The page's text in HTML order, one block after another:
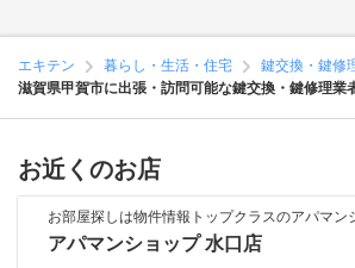
エキテン 暮らし・生活・住宅
鍵交換・鍵修
滋賀県甲賀市に出張・訪問可能な鍵交換・鍵修理業
お近くのお店
お部屋探しは物件情報トップクラスのアパマ
アパマンショップ 水口店